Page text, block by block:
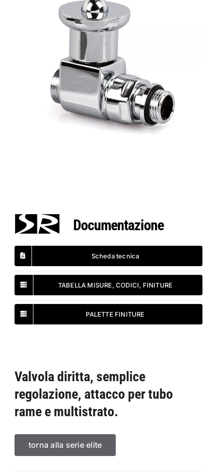
Documentazione
Scheda tecnica
TABELLA MISURE, CODICI, FINITURE
PALETTE FINITURE
Valvola diritta, semplice
regolazione, attacco per tubo
rame e multistrato.
torna alla serie elite